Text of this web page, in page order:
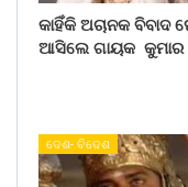
କାହିଁକି ଅଚାନକ ବିବାଦ
ଆସିଲେ ଗାୟକ କୁମାର
ଦେଶ- ବିଦେଶ